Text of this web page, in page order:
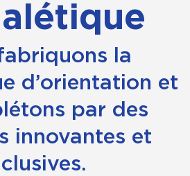
la
d’orientation et
par des
innovantes et